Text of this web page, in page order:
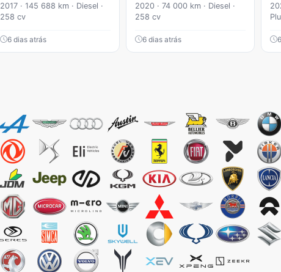
2017 · 145 688 km · Diesel ·
258 cv
6 dias atrás
2020 · 74 000 km · Diesel ·
258 cv
6 dias atrás